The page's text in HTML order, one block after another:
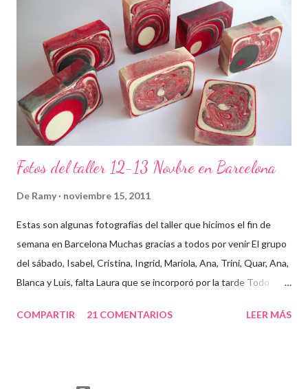
Fotos del taller 12-13 Novbre en Barcelona
De Ramy noviembre 15, 2011
Estas son algunas fotografías del taller que hicimos el fin de
semana en Barcelona Muchas gracias a todos por venir El grupo
del sábado, Isabel, Cristina, Ingrid, Mariola, Ana, Trini, Quar, Ana,
Blanca y Luis, falta Laura que se incorporó por la tarde Todo
primero un poco de teórica para tener claro lo que tenemos que
COMPARTIR 21 COMENTARIOS LEER MÁS